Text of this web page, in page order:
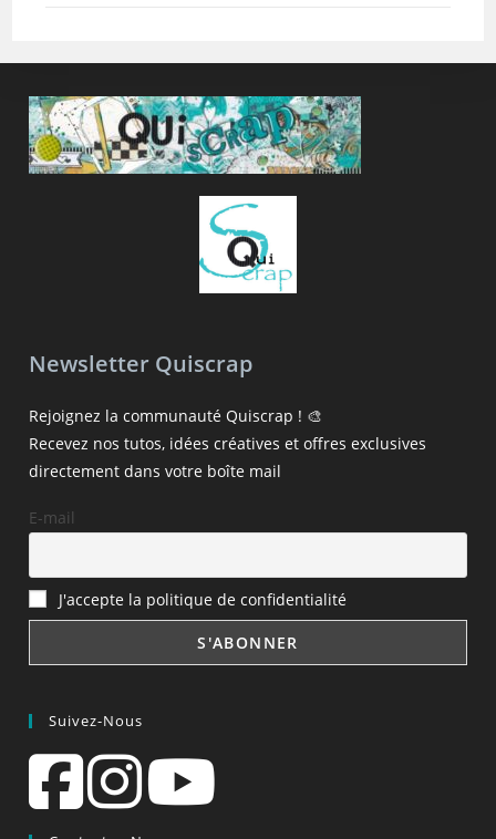
Newsletter Quiscrap
Rejoignez la communauté Quiscrap ! 🎨
Recevez nos tutos, idées créatives et offres exclusives
directement dans votre boîte mail
E-mail
J'accepte la politique de confidentialité
Suivez-Nous